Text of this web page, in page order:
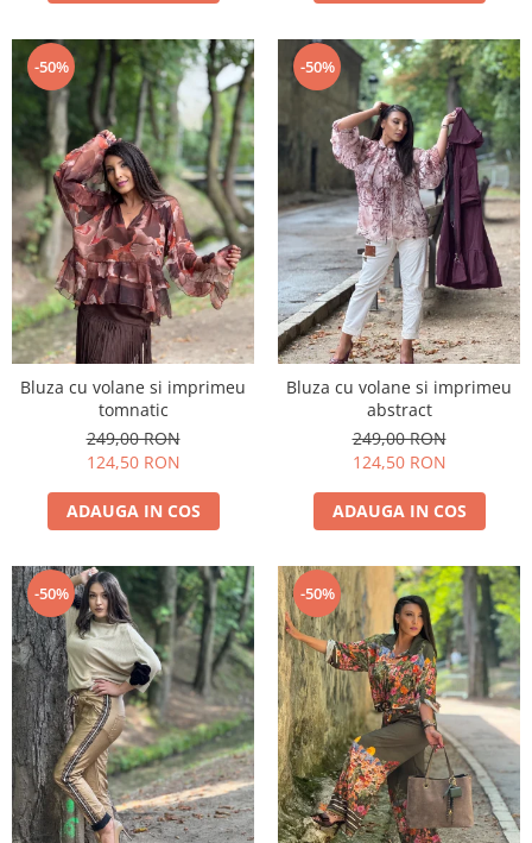
-50%
Bluza cu volane si imprimeu
tomnatic
249,00 RON
124,50 RON
ADAUGA IN COS
-50%
Bluza cu volane si imprimeu
abstract
249,00 RON
124,50 RON
ADAUGA IN COS
-50% -50%